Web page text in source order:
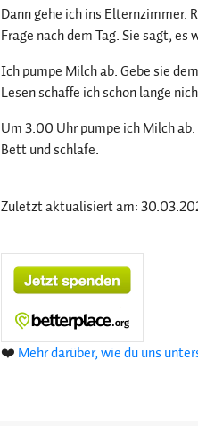
Dann gehe ich ins Elternzimmer.
Frage nach dem Tag. Sie sagt, es
Ich pumpe Milch ab. Gebe sie
Lesen schaffe ich schon lange
Um 3.00 Uhr pumpe ich Milch
Bett und schlafe.
Zuletzt aktualisiert am:
❤️ Mehr darüber, wie du uns